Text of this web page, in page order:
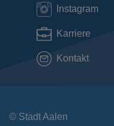
Instagram
Karriere
Kontakt
© Stadt Aalen